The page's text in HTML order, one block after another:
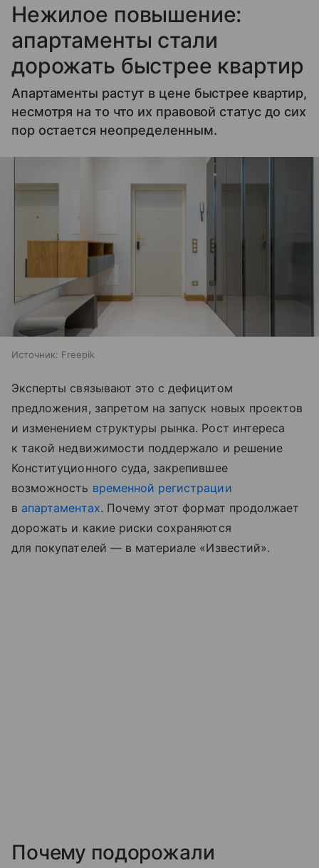
Нежилое повышение:
апартаменты стали
дорожать быстрее квартир
Апартаменты растут в цене быстрее квартир,
несмотря на то что их правовой статус до сих
пор остается неопределенным.
Источник: Freepik
Эксперты связывают это с дефицитом
предложения, запретом на запуск новых проектов
и изменением структуры рынка. Рост интереса
к такой недвижимости поддержало и решение
Конституционного суда, закрепившее
возможность временной регистрации
в апартаментах. Почему этот формат продолжает
дорожать и какие риски сохраняются
для покупателей — в материале «Известий».
Почему подорожали